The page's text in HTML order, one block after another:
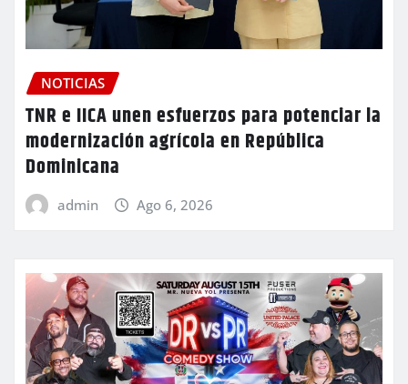
NOTICIAS
TNR e IICA unen esfuerzos para potenciar la
modernización agrícola en República
Dominicana
admin Ago 6, 2026